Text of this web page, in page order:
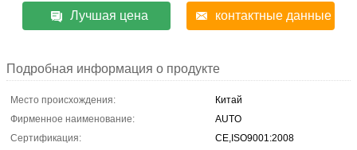
Лучшая цена контактные данные
Подробная информация о продукте
Место происхождения:
Китай
Фирменное наименование:
AUTO
Сертификация:
CE,ISO9001:2008